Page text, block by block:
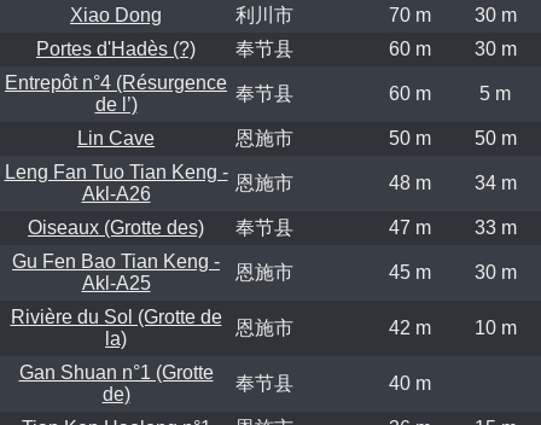
Xiao Dong
利川市 70 m
30 m
Portes d'Hadès (?)
奉节县 60 m
30 m
Entrepôt n°4 (Résurgence
de l’)
奉节县 60 m 5 m
Lin Cave 恩施市 50 m
50 m
Leng Fan Tuo Tian Keng -
Akl-A26
恩施市 48 m 34 m
Oiseaux (Grotte des) 奉节县 47 m
33 m
Gu Fen Bao Tian Keng -
Akl-A25
恩施市 45 m 30 m
Rivière du Sol (Grotte de
la)
恩施市 42 m 10 m
Gan Shuan n°1 (Grotte
de)
奉节县 40 m